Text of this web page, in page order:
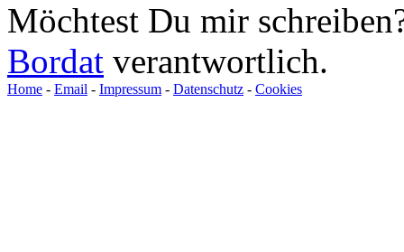
Möchtest Du mir
Bordat verantwortlich.
Home - Email - Impressum - Datenschutz - Cookies